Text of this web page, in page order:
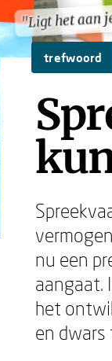
"Ligt het aan
"Ligt het aan
trefwoord
nu een
aangaat.
het
en